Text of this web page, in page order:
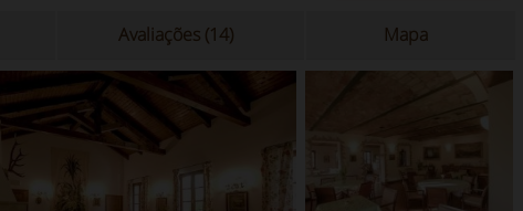
Avaliações (14) Mapa